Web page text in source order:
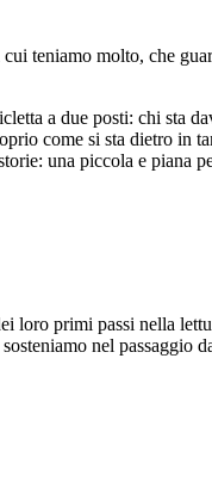
teniamo molto, che
a due posti: chi sta
come si sta dietro in
una piccola e piana
loro primi passi nella
nel